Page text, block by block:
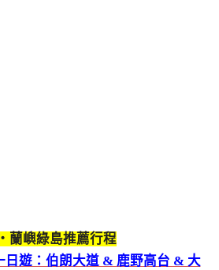
蘭嶼綠島推薦行程
日遊：伯朗大道 & 鹿野高台 & 大